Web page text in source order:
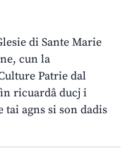
di Sante Marie
cun la
Patrie dal
ricuardâ ducj i
tai agns si son dadis